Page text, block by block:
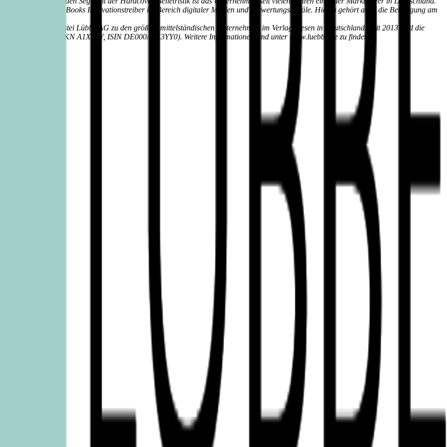
Audio- und eBooks Innovationstreiber im Bereich digitaler Medien und Verwertungskanäle. Hierzu gehört auch die Beteiligung am
gehört die Bastei Lübbe AG zu den größten mittelständischen Unternehmen im Verlagswesen in Deutschland. Seit 2013 sind die
notiert (WKN A1X3YY, ISIN DE000A1X3YY0). Weitere Informationen sind unter www.luebbe.de zu finden.